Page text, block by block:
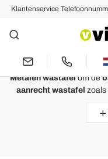
Klantenservice
Metalen
Messing
Metalen wastafelom de
aanrecht wastafel zoals